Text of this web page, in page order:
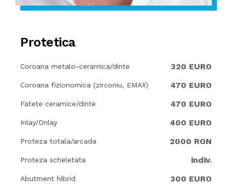
Protetica
Coroana metalo-ceramica/dinte 320 EURO
Coroana fizionomica (zirconiu, EMAX) 470 EURO
Fatete ceramice/dinte 470 EURO
Inlay/Onlay 400 EURO
Proteza totala/arcada 2000 RON
Proteza scheletata indiv.
Abutment hibrid 300 EURO